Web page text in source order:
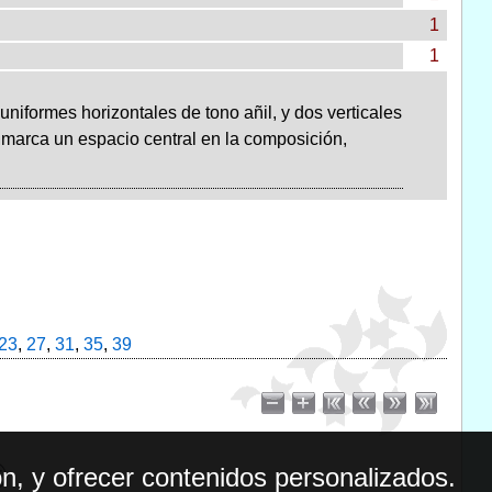
1
1
horizontales de tono añil, y dos verticales
un espacio central en la composición,
23, 27, 31, 35, 39
y ofrecer contenidos personalizados.